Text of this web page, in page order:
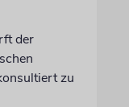
der
zu